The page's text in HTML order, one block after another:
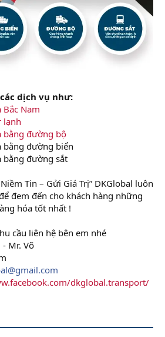
dịch vụ như:
Bắc Nam
lạnh
bằng đường bộ
bằng đường biển
bằng đường sắt
Tin – Gửi Giá Trị” DKGlobal luôn
đem đến cho khách hàng những
hóa tốt nhất !
cầu liên hệ bên em nhé
Mr. Võ
dkglobal.transport/